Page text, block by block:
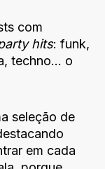
com
hits: funk,
techno… o
seleção de
em cada